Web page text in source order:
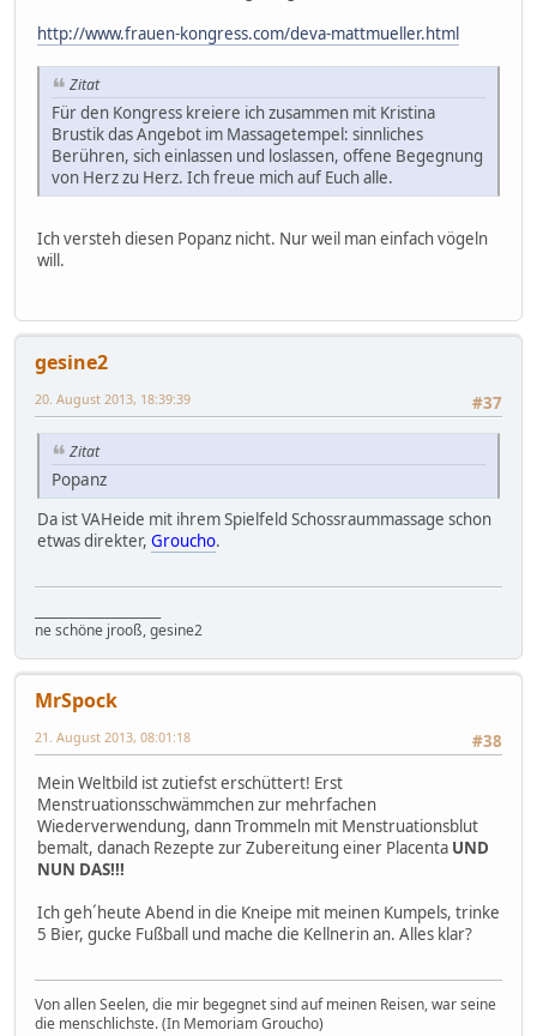
http://www.frauen-kongress.com/deva-mattmueller.html
Zitat
Für den Kongress kreiere ich zusammen mit Kristina
Brustik das Angebot im Massagetempel: sinnliches
Berühren, sich einlassen und loslassen, offene Begegnung
von Herz zu Herz. Ich freue mich auf Euch alle.
Ich versteh diesen Popanz nicht. Nur weil man einfach vögeln
will.
gesine2
#37
20. August 2013, 18:39:39
Zitat
Popanz
Da ist VAHeide mit ihrem Spielfeld Schossraummassage schon
etwas direkter, Groucho.
ne schöne jrooß, gesine2
MrSpock
#38
21. August 2013, 08:01:18
Mein Weltbild ist zutiefst erschüttert! Erst
Menstruationsschwämmchen zur mehrfachen
Wiederverwendung, dann Trommeln mit Menstruationsblut
bemalt, danach Rezepte zur Zubereitung einer Placenta UND
NUN DAS!!!
Ich geh´heute Abend in die Kneipe mit meinen Kumpels, trinke
5 Bier, gucke Fußball und mache die Kellnerin an. Alles klar?
Von allen Seelen, die mir begegnet sind auf meinen Reisen, war seine
die menschlichste. (In Memoriam Groucho)